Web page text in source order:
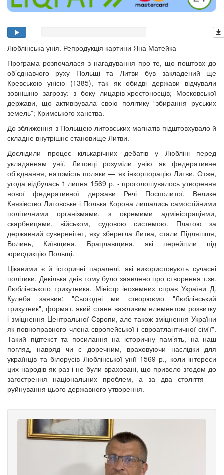
Люблінська унія. Репродукція картини Яна Матейка
Програма розпочалася з нагадування про те, що поштовх до
об’єднавчого руху Польщі та Литви був закладений ще
Кревською унією (1385), так як обидві держави відчували
зовнішню загрозу: з боку лицарів-хрестоносців; Московської
держави, що активізувала свою політику “збирання руських
земель”; Кримського ханства.
До зближення з Польщею литовських магнатів підштовхувало й
складне внутрішнє становище Литви.
Дослідили процес кількарічних дебатів у Любліні перед
укладанням унії. Литовці розуміли унію як федеративне
об’єднання, натомість поляки — як інкорпорацію Литви. Отже,
угода відбулась 1 липня 1569 р. - проголошувалось утворення
нової федеративної держави Речі Посполитої, Велике
Князівство Литовське і Полька Корона лишались самостійними
політичними організмами, з окремими адміністраціями,
скарбницями, військом, судовою системою. Платою за
державний суверенітет, яку зберегла Литва, стали Підляшшя,
Волинь, Київщина, Брацлавщина, які перейшли під
юрисдикцію Польщі.
Цікавими є й історичні паралелі, які використовують сучасні
політики. Декілька днів тому було заявлено про створення т.зв.
Люблінського трикутника. Міністр іноземних справ України Д.
Кулеба заявив: "Сьогодні ми створюємо "Люблінський
трикутник", формат, який стане важливим елементом розвитку
і зміцнення Центральної Європи, але також зміцнення України
як повноправного члена європейської і євроатлантичної сім'ї".
Такий підтекст та посилання на історичну пам’ять, на наш
погляд, навряд чи є доречним, враховуючи наслідки для
українців та білорусів Люблінської унії 1569 р., коли інтереси
цих народів як раз і не були враховані, що привело згодом до
загострення національних проблем, а за два століття —
руйнування цього державного утворення.